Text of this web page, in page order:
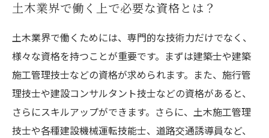
土木業界で働く上で必要な資格とは？
土木業界で働くためには、専門的な技術力だけでなく、
様々な資格を持つことが重要です。まずは建築士や建築
施工管理技士などの資格が求められます。また、施行管
理技士や建設コンサルタント技士などの資格があると、
さらにスキルアップができます。さらに、土木施工管理
技士や各種建設機械運転技能士、道路交通誘導員など、